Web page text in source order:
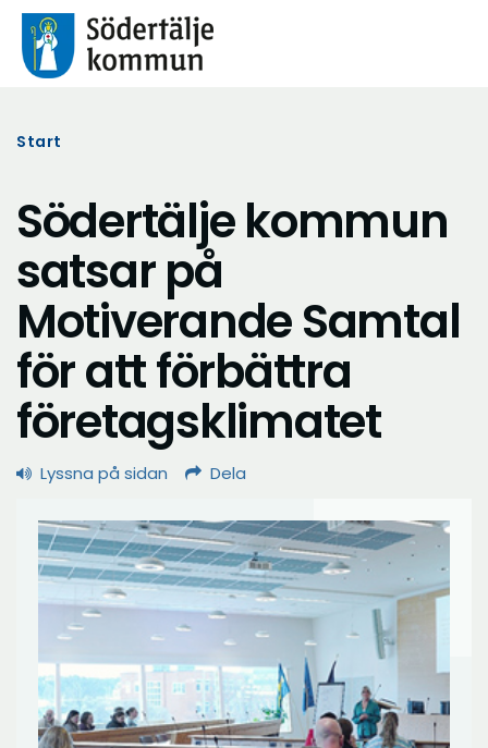
Start
Södertälje kommun
satsar på
Motiverande Samtal
för att förbättra
företagsklimatet
Lyssna på sidan Dela